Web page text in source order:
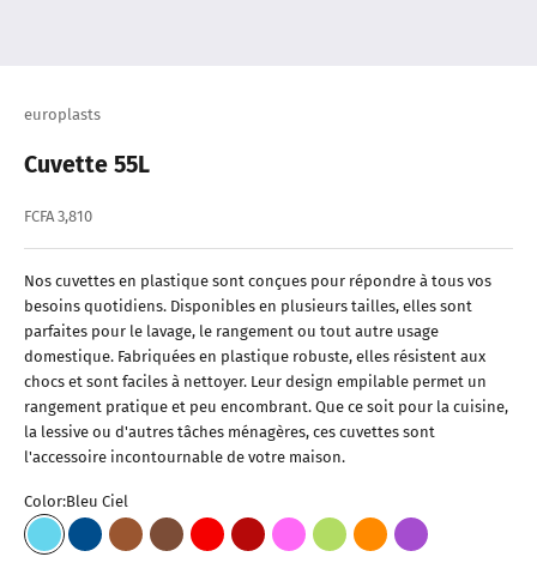
europlasts
Cuvette 55L
Prix de vente
FCFA 3,810
Nos cuvettes en plastique sont conçues pour répondre à tous vos
besoins quotidiens. Disponibles en plusieurs tailles, elles sont
parfaites pour le lavage, le rangement ou tout autre usage
domestique. Fabriquées en plastique robuste, elles résistent aux
chocs et sont faciles à nettoyer. Leur design empilable permet un
rangement pratique et peu encombrant. Que ce soit pour la cuisine,
la lessive ou d'autres tâches ménagères, ces cuvettes sont
l'accessoire incontournable de votre maison.
Color:Bleu Ciel
Bleu CielBleu FoncéMarron ClairMarron Foncé
RougeBordeauxFuchsiaVert Pistache
OrangeViolet